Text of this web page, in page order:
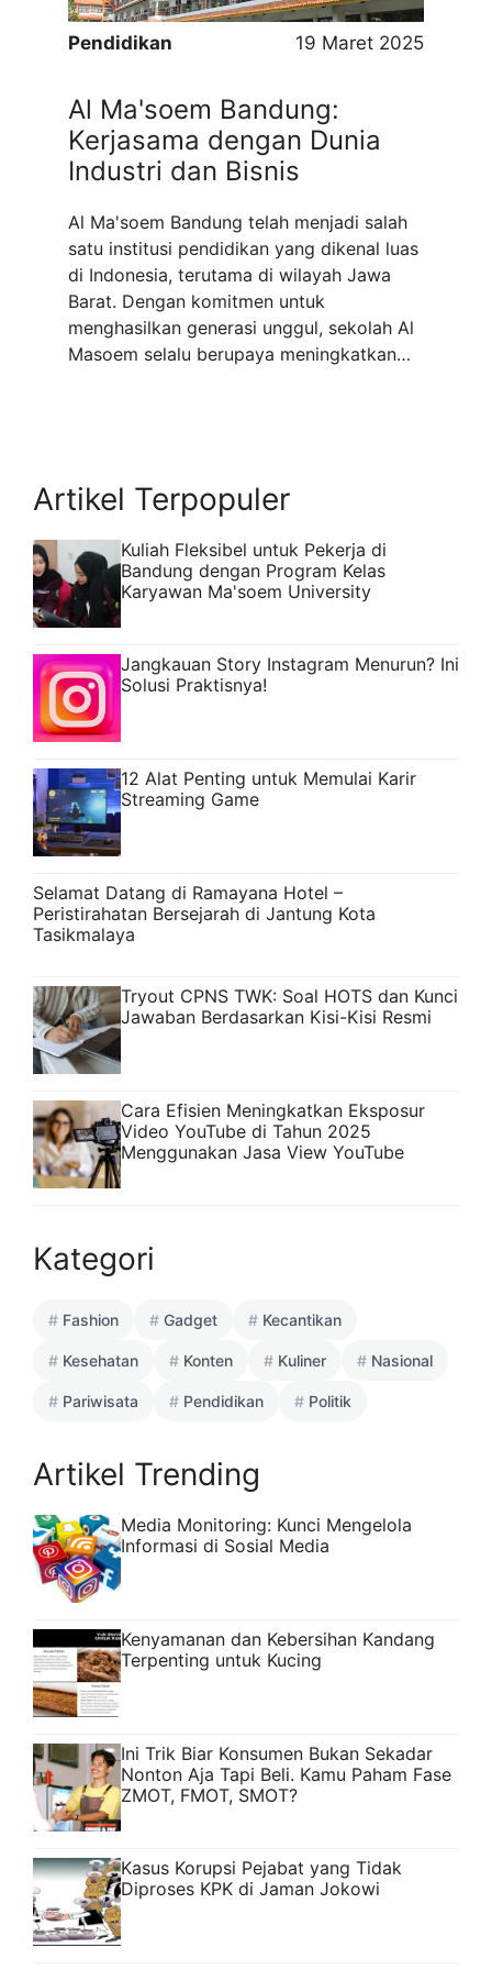
Pendidikan 19 Maret 2025
Al Ma'soem Bandung:
Kerjasama dengan Dunia
Industri dan Bisnis
Al Ma'soem Bandung telah menjadi salah
satu institusi pendidikan yang dikenal luas
di Indonesia, terutama di wilayah Jawa
Barat. Dengan komitmen untuk
menghasilkan generasi unggul, sekolah Al
Masoem selalu berupaya meningkatkan
siswanya dengan ...
Read more
Artikel Terpopuler
Kuliah Fleksibel untuk Pekerja di
Bandung dengan Program Kelas
Karyawan Ma'soem University
Jangkauan Story Instagram Menurun? Ini
Solusi Praktisnya!
12 Alat Penting untuk Memulai Karir
Streaming Game
Selamat Datang di Ramayana Hotel –
Peristirahatan Bersejarah di Jantung Kota
Tasikmalaya
Tryout CPNS TWK: Soal HOTS dan Kunci
Jawaban Berdasarkan Kisi-Kisi Resmi
Cara Efisien Meningkatkan Eksposur
Video YouTube di Tahun 2025
Menggunakan Jasa View YouTube
Kategori
Fashion Gadget Kecantikan
Kesehatan Konten Kuliner Nasional
Pariwisata Pendidikan Politik
Artikel Trending
Media Monitoring: Kunci Mengelola
Informasi di Sosial Media
Kenyamanan dan Kebersihan Kandang
Terpenting untuk Kucing
Ini Trik Biar Konsumen Bukan Sekadar
Nonton Aja Tapi Beli. Kamu Paham Fase
ZMOT, FMOT, SMOT?
Kasus Korupsi Pejabat yang Tidak
Diproses KPK di Jaman Jokowi